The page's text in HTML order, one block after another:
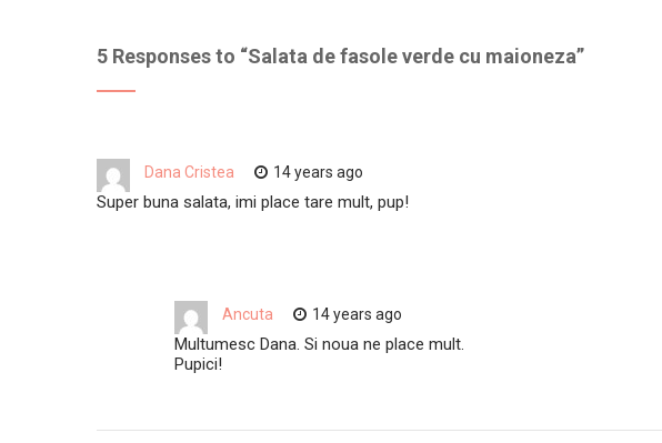
5 Responses to “Salata de fasole verde cu maioneza”
Dana Cristea 14 years ago
Super buna salata, imi place tare mult, pup!
Ancuta 14 years ago
Multumesc Dana. Si noua ne place mult.
Pupici!